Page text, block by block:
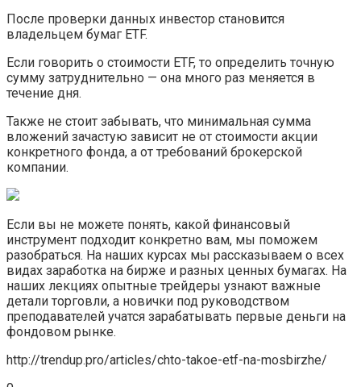
После проверки данных инвестор становится
владельцем бумаг ETF.
Если говорить о стоимости ETF, то определить точную
сумму затруднительно — она много раз меняется в
течение дня.
Также не стоит забывать, что минимальная сумма
вложений зачастую зависит не от стоимости акции
конкретного фонда, а от требований брокерской
компании.
Если вы не можете понять, какой финансовый
инструмент подходит конкретно вам, мы поможем
разобраться. На наших курсах мы рассказываем о всех
видах заработка на бирже и разных ценных бумагах. На
наших лекциях опытные трейдеры узнают важные
детали торговли, а новички под руководством
преподавателей учатся зарабатывать первые деньги на
фондовом рынке.
http://trendup.pro/articles/chto-takoe-etf-na-mosbirzhe/